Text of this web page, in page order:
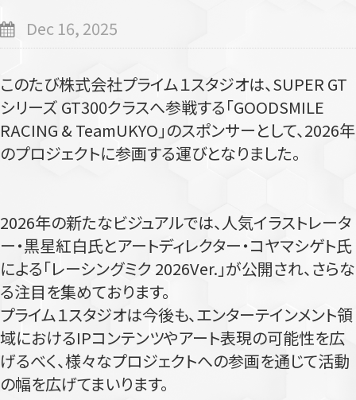
Dec 16, 2025
このたび株式会社プライム１スタジオは、SUPER GT
シリーズ GT300クラスへ参戦する「GOODSMILE
RACING & TeamUKYO」のスポンサーとして、2026年
のプロジェクトに参画する運びとなりました。
2026年の新たなビジュアルでは、人気イラストレータ
ー・黒星紅白氏とアートディレクター・コヤマシゲト氏
による「レーシングミク 2026Ver.」が公開され、さらな
る注目を集めております。
プライム１スタジオは今後も、エンターテインメント領
域におけるIPコンテンツやアート表現の可能性を広
げるべく、様々なプロジェクトへの参画を通じて活動
の幅を広げてまいります。